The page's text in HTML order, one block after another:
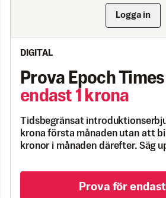
Logga in
DIGITAL
Prova Epoch
endast 1 krona
Tidsbegränsat
krona första månaden utan att
kronor i månaden därefter. Säg
Prova för